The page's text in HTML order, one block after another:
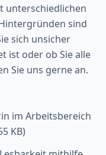
unterschiedlichen
sind
sich unsicher
ist oder ob Sie alle
Sie uns gerne an.
im Arbeitsbereich
KB)